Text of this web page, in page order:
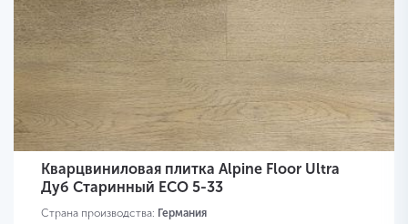
Кварцвиниловая плитка Alpine Floor Ultra
Дуб Старинный ЕСО 5-33
Страна производства: Германия